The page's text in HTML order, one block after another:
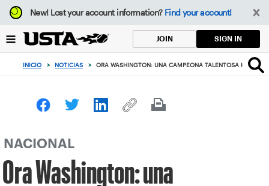
Enfoque
desde
botón
volver
principio
New!Lost your account information? Find your account!
JOIN SIGN IN
INICIO > NOTICIAS > ORA WASHINGTON: UNA CAMPEONA TALENTOSA
NACIONAL
Ora Washington: una